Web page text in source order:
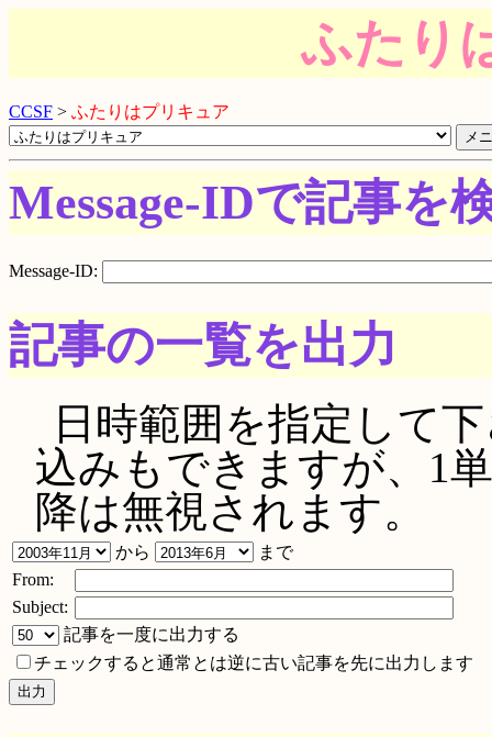
ふたり
CCSF > ふたりはプリキュア
Message-IDで記事を
Message-ID:
記事の一覧を出力
日時範囲を指定して
込みもできますが、1
降は無視されます。
から
まで
From:
Subject:
記事を一度に出力する
チェックすると通常とは逆に古い記事を先に出力します